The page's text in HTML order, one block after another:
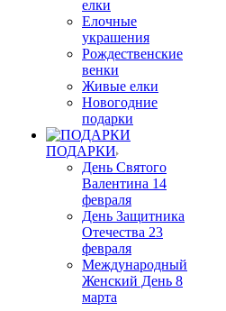
елки
Елочные
украшения
Рождественские
венки
Живые елки
Новогодние
подарки
ПОДАРКИ
День Святого
Валентина 14
февраля
День Защитника
Отечества 23
февраля
Международный
Женский День 8
марта